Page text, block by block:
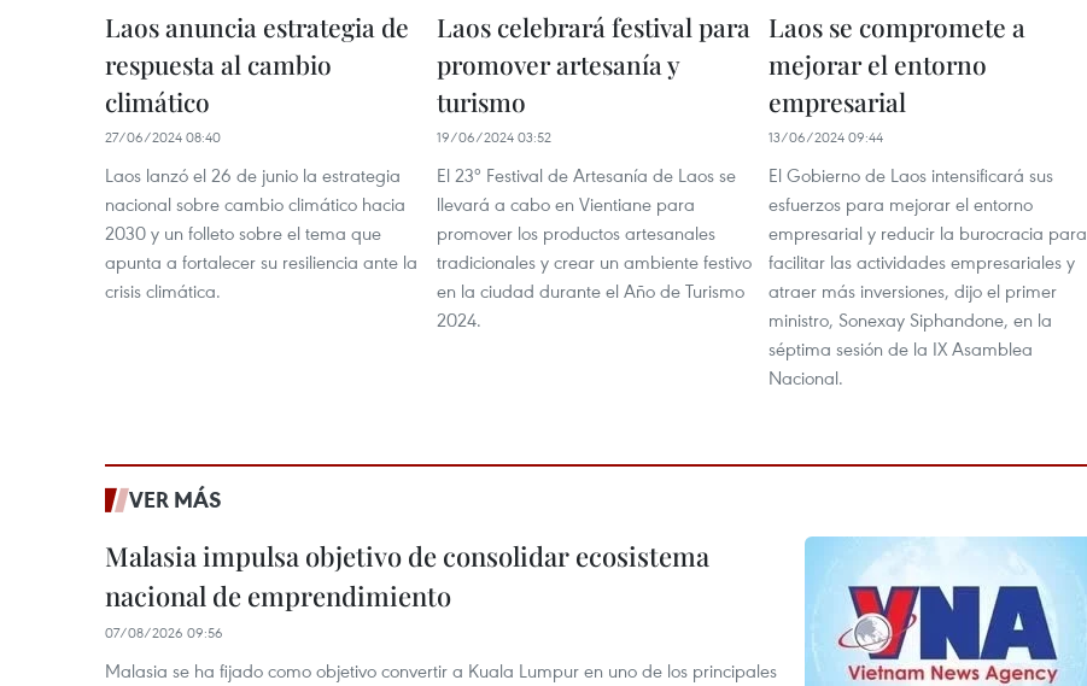
Laos anuncia estrategia de
respuesta al cambio
climático
27/06/2024 08:40
Laos lanzó el 26 de junio la estrategia
nacional sobre cambio climático hacia
2030 y un folleto sobre el tema que
apunta a fortalecer su resiliencia ante la
crisis climática.
Laos celebrará festival para
promover artesanía y
turismo
19/06/2024 03:52
El 23º Festival de Artesanía de Laos se
llevará a cabo en Vientiane para
promover los productos artesanales
tradicionales y crear un ambiente festivo
en la ciudad durante el Año de Turismo
2024.
Laos se compromete a
mejorar el entorno
empresarial
13/06/2024 09:44
El Gobierno de Laos intensificará sus
esfuerzos para mejorar el entorno
empresarial y reducir la burocracia para
facilitar las actividades empresariales y
atraer más inversiones, dijo el primer
ministro, Sonexay Siphandone, en la
séptima sesión de la IX Asamblea
Nacional.
VER MÁS
Malasia impulsa objetivo de consolidar ecosistema
nacional de emprendimiento
07/08/2026 09:56
Malasia se ha fijado como objetivo convertir a Kuala Lumpur en uno de los principales